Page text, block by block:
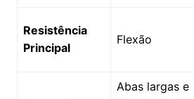
Resistência
Principal
Flexão
Abas largas e